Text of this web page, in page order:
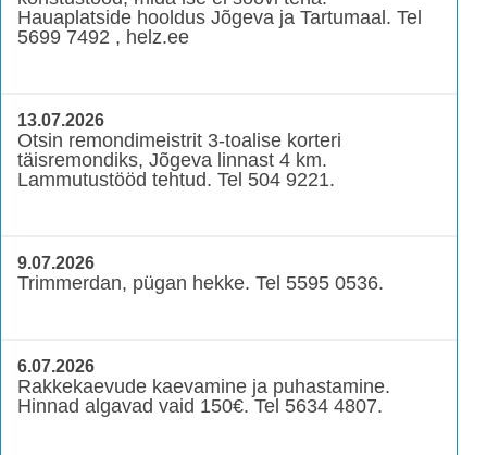
Hauaplatside hooldus Jõgeva ja Tartumaal. Tel
5699 7492 , helz.ee
13.07.2026
Otsin remondimeistrit 3-toalise korteri
täisremondiks, Jõgeva linnast 4 km.
Lammutustööd tehtud. Tel 504 9221.
9.07.2026
Trimmerdan, pügan hekke. Tel 5595 0536.
6.07.2026
Rakkekaevude kaevamine ja puhastamine.
Hinnad algavad vaid 150€. Tel 5634 4807.